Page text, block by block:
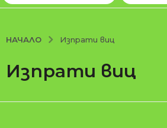
НАЧАЛО Изпрати виц
Изпрати виц